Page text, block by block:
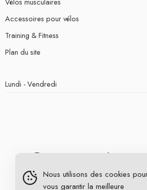
Accessoires pour vélos
Training & Fitness
Plan du site
Lundi - Vendredi
Retours gratuits
Livraison gratuite
Nous utilisons des cookies
vous garantir la meilleure